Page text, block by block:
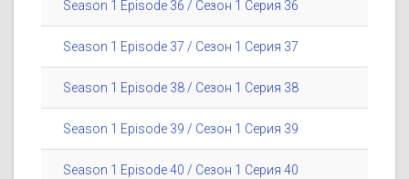
Season 1 Episode 36 / Сезон 1 Серия 36
Season 1 Episode 37 / Сезон 1 Серия 37
Season 1 Episode 38 / Сезон 1 Серия 38
Season 1 Episode 39 / Сезон 1 Серия 39
Season 1 Episode 40 / Сезон 1 Серия 40